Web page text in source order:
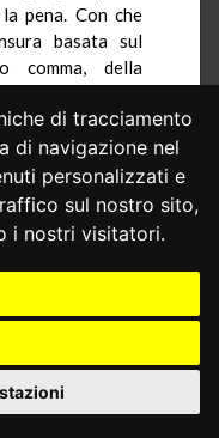
di tracciamento
di navigazione nel
personalizzati e
sul nostro sito,
i nostri visitatori.
pena. Con che
basata sul
comma, della
l'art. 102 violi il
ai sensi di
nei
penali,
alla gravità ed
passibili di
ipso iure (e non
caso per caso,
che per la loro
criteri indicati